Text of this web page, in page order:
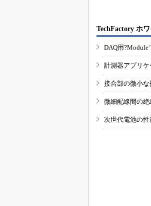
TechFactory ホ
DAQ用
計測器アプリ
接合部の微小
微細配線間の
次世代電池の